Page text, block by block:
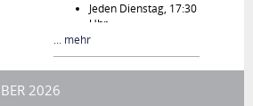
Jeden Dienstag, 17:30
Uhr
Multiversum
Schwechat
Wöchentliche Treffen
... mehr
2026